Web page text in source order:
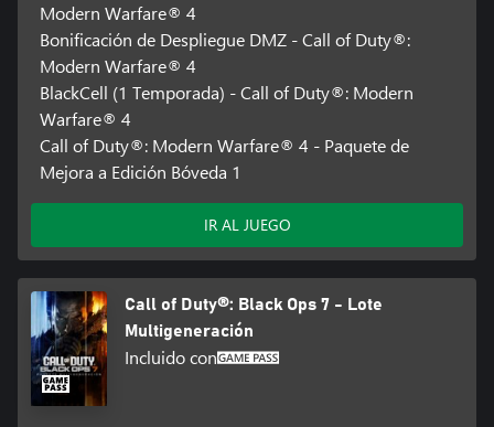
Modern Warfare® 4
Bonificación de Despliegue DMZ - Call of Duty®:
Modern Warfare® 4
BlackCell (1 Temporada) - Call of Duty®: Modern
Warfare® 4
Call of Duty®: Modern Warfare® 4 - Paquete de
Mejora a Edición Bóveda 1
IR AL JUEGO
Call of Duty®: Black Ops 7 - Lote
Multigeneración
Incluido con